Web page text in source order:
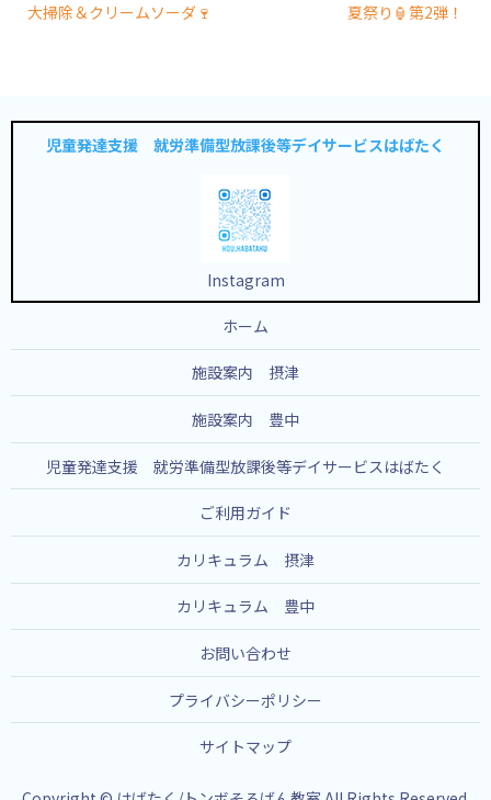
大掃除＆クリームソーダ🍷 夏祭り🏮第2弾！
児童発達支援 就労準備型放課後等デイサービスはばたく
Instagram
ホーム
施設案内 摂津
施設案内 豊中
児童発達支援 就労準備型放課後等デイサービスはばたく
ご利用ガイド
カリキュラム 摂津
カリキュラム 豊中
お問い合わせ
プライバシーポリシー
サイトマップ